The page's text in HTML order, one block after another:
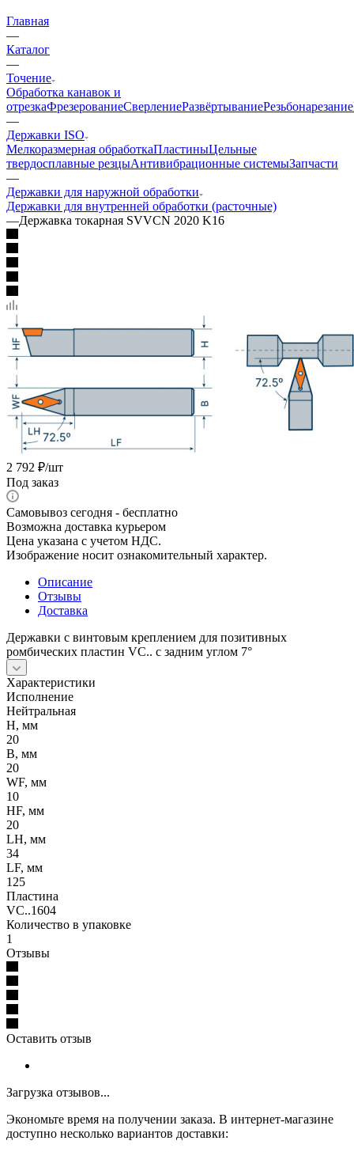
Главная
—
Каталог
—
Точение
Обработка канавок и
отрезкаФрезерованиеСверлениеРазвёртываниеРезьбонарезание
—
Державки ISO
Мелкоразмерная обработкаПластиныЦельные
твердосплавные резцыАнтивибрационные системыЗапчасти
—
Державки для наружной обработки
Державки для внутренней обработки (расточные)
—Державка токарная SVVCN 2020 K16
2 792 ₽/шт
Под заказ
Самовывоз сегодня - бесплатно
Возможна доставка курьером
Цена указана с учетом НДС.
Изображение носит ознакомительный характер.
Описание
Отзывы
Доставка
Державки с винтовым креплением для позитивных
ромбических пластин VС.. с задним углом 7°
Характеристики
Исполнение
Нейтральная
H, мм
20
B, мм
20
WF, мм
10
HF, мм
20
LH, мм
34
LF, мм
125
Пластина
VC..1604
Количество в упаковке
1
Отзывы
Оставить отзыв
Загрузка отзывов...
Экономьте время на получении заказа. В интернет-магазине
доступно несколько вариантов доставки: